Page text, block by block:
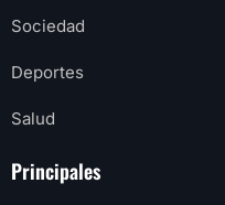
Sociedad
Deportes
Salud
Principales